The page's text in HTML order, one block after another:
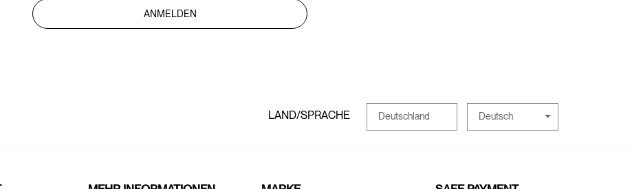
ANMELDEN
LAND/SPRACHE Deutschland Deutsch